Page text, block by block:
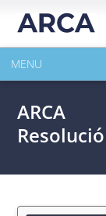
MENU
EXPANDIR
ARCA